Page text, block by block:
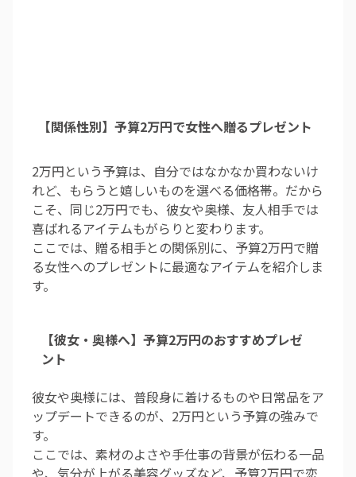
【関係性別】予算2万円で女性へ贈るプレゼント
2万円という予算は、自分ではなかなか買わないけ
れど、もらうと嬉しいものを選べる価格帯。だから
こそ、同じ2万円でも、彼女や奥様、友人相手では
喜ばれるアイテムもがらりと変わります。
ここでは、贈る相手との関係別に、予算2万円で贈
る女性へのプレゼントに最適なアイテムを紹介しま
す。
【彼女・奥様へ】予算2万円のおすすめプレゼ
ント
彼女や奥様には、普段身に着けるものや日常品をア
ップデートできるのが、2万円という予算の強みで
す。
ここでは、素材のよさや手仕事の背景が伝わる一品
や、気分が上がる美容グッズなど、予算2万円で恋